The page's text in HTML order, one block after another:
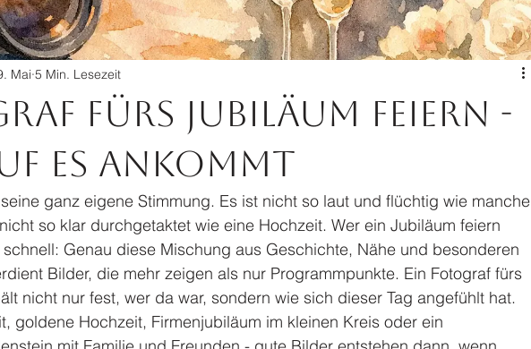
fürs Jubiläum feiern -
es ankommt
Mai 5 Min. Lesezeit
ganz eigene Stimmung. Es ist nicht so laut und flüchtig wie manche
so klar durchgetaktet wie eine Hochzeit. Wer ein Jubiläum feiern
Genau diese Mischung aus Geschichte, Nähe und besonderen
Bilder, die mehr zeigen als nur Programmpunkte. Ein Fotograf fürs
nicht nur fest, wer da war, sondern wie sich dieser Tag angefühlt hat.
goldene Hochzeit, Firmenjubiläum im kleinen Kreis oder ein